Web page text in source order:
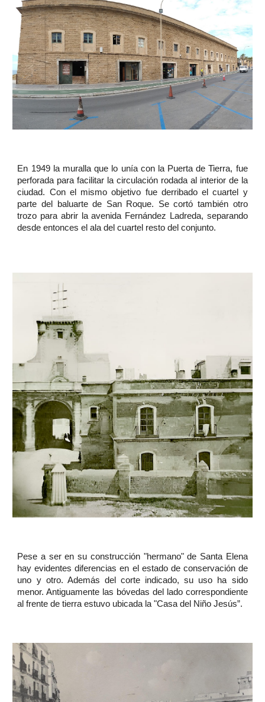
En 1949 la muralla que lo unía con la Puerta de Tierra, fue
perforada para facilitar la circulación rodada al interior de la
ciudad. Con el mismo objetivo fue derribado el cuartel y
parte del baluarte de San Roque. Se cortó también otro
trozo para abrir la avenida Fernández Ladreda, separando
desde entonces el ala del cuartel resto del conjunto.
Pese a ser en su construcción "hermano" de Santa Elena
hay evidentes diferencias en el estado de conservación de
uno y otro. Además del corte indicado, su uso ha sido
menor. Antiguamente las bóvedas del lado correspondiente
al frente de tierra estuvo ubicada la "Casa del Niño Jesús”.